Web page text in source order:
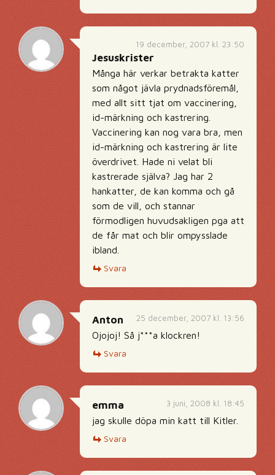
19 december, 2007 kl. 23:50
Jesuskrister
Många här verkar betrakta katter
som något jävla prydnadsföremål,
med allt sitt tjat om vaccinering,
id-märkning och kastrering.
Vaccinering kan nog vara bra, men
id-märkning och kastrering är lite
överdrivet. Hade ni velat bli
kastrerade själva? Jag har 2
hankatter, de kan komma och gå
som de vill, och stannar
förmodligen huvudsakligen pga att
de får mat och blir ompysslade
ibland.
Svara
25 december, 2007 kl. 13:56
Anton
Ojojoj! Så j***a klockren!
Svara
3 juni, 2008 kl. 18:45
emma
jag skulle döpa min katt till Kitler.
Svara